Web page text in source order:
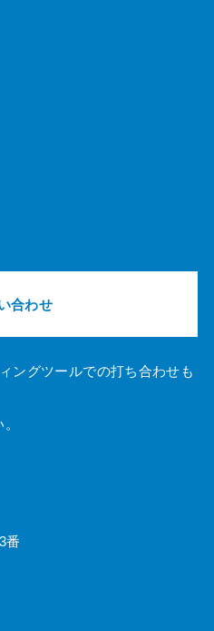
合わせ
ングツールでの打ち合わせも
番